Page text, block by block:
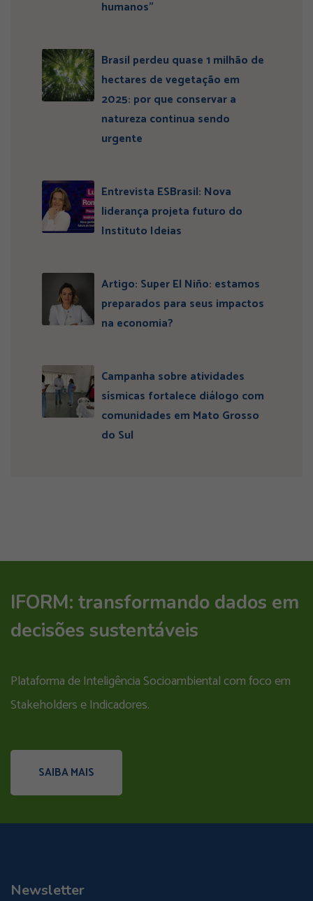
humanos”
Brasil perdeu quase 1 milhão de
hectares de vegetação em
2025: por que conservar a
natureza continua sendo
urgente
Entrevista ESBrasil: Nova
liderança projeta futuro do
Instituto Ideias
Artigo: Super El Niño: estamos
preparados para seus impactos
na economia?
Campanha sobre atividades
sísmicas fortalece diálogo com
comunidades em Mato Grosso
do Sul
IFORM: transformando dados em
decisões sustentáveis
Plataforma de Inteligência Socioambiental com foco em
Stakeholders e Indicadores.
SAIBA MAIS
Newsletter